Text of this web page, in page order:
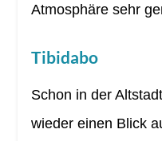
Atmosphäre sehr
Tibidabo
Schon in der
wieder einen Blick